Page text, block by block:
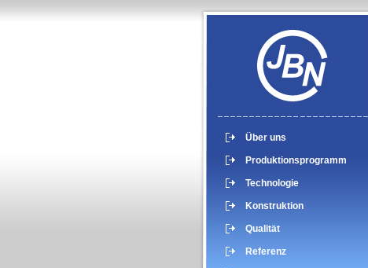
Über uns
Produktionsprogramm
Technologie
Konstruktion
Qualität
Referenz